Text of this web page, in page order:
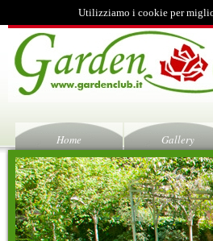
Utilizziamo i cookie per
Home Gallery